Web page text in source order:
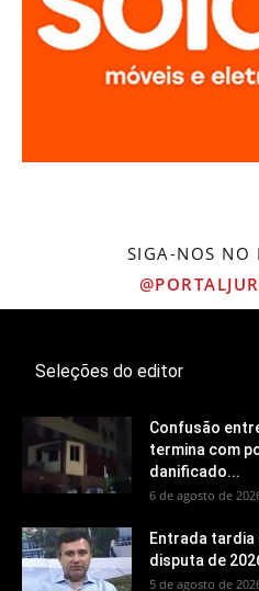
SIGA-NOS NO
Seleções do editor
Confusão
termina com
danificado...
6 de agosto de
Entrada tardia
disputa de
5 de agosto de